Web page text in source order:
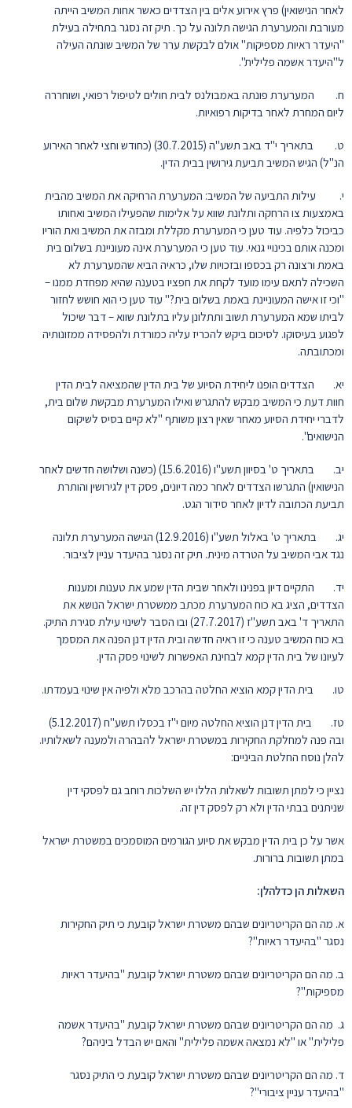
לאחר הנישואין) פרץ אירוע אלים בין הצדדים כאשר אחות המשיב הייתה
מעורבת והמערערת הגישה תלונה על כך. תיק זה נסגר בתחילה בעילת
"היעדר ראיות מספיקות" אולם לבקשת ערר של המשיב שונתה העילה
ל"היעדר אשמה פלילית".
ח. המערערת פונתה באמבולנס לבית חולים לטיפול רפואי, ושוחררה
ליום המחרת לאחר בדיקות רפואיות.
ט. בתאריך י"ד באב תשע"ה (30.7.2015) (כחודש וחצי לאחר האירוע
הנ"ל) הגיש המשיב תביעת גירושין בבית הדין.
י. עילות התביעה של המשיב: המערערת הרחיקה את המשיב מהבית
באמצעות צו הרחקה ותלונת שווא על אלימות שהפעילו המשיב ואחותו
כביכול כלפיה. עוד טען כי המערערת מקללת ומבזה את המשיב ואת הוריו
ומכנה אותם בכינויי גנאי. עוד טען כי המערערת אינה מעוניינת בשלום בית
באמת ורצונה רק בכספו ובזכויות שלו, כראיה הביא שהמערערת לא
השכילה לתאם עימו מועד לקחת את חפציו בטענה שהיא מפחדת ממנו –
"וכי זו אישה המעוניינת באמת בשלום בית?" עוד טען כי הוא חושש לחזור
לביתו שמא המערערת תשוב ותתלונן עליו בתלונת שווא – דבר שיכול
לפגוע בעיסוקו. לסיכום ביקש להכריז עליה כמורדת ולהפסידה ממזונותיה
ומכתובתה.
יא. הצדדים הופנו ליחידת הסיוע של בית הדין שהמציאה לבית הדין
חוות דעת כי המשיב מבקש להתגרש ואילו המערערת מבקשת שלום בית,
לדברי יחידת הסיוע מאחר שאין רצון משותף "לא קיים בסיס לשיקום
הנישואים".
יב. בתאריך ט' בסיוון תשע"ו (15.6.2016) (כשנה ושלושה חדשים לאחר
הנישואין) התגרשו הצדדים לאחר כמה דיונים, פסק דין לגירושין והותרת
תביעת הכתובה לדיון לאחר סידור הגט.
יג. בתאריך ט' באלול תשע"ו (12.9.2016) הגישה המערערת תלונה
נגד אבי המשיב על הטרדה מינית. תיק זה נסגר בהיעדר עניין לציבור.
יד. התקיים דיון בפנינו ולאחר שבית הדין שמע את טענות ומענות
הצדדים, הציג בא כוח המערערת מכתב ממשטרת ישראל הנושא את
התאריך ד' באב תשע"ז (27.7.2017) ובו הסבר לשינוי עילת סגירת התיק.
בא כוח המשיב טענה כי זו ראיה חדשה ובית הדין דנן הפנה את המסמך
לעיונו של בית הדין קמא לבחינת האפשרות לשינוי פסק הדין.
טו. בית הדין קמא הוציא החלטה בהרכב מלא ולפיה אין שינוי בעמדתו.
טז. בית הדין דנן הוציא החלטה מיום י"ז בכסלו תשע"ח (5.12.2017)
ובה פנה למחלקת החקירות במשטרת ישראל להבהרה ולמענה לשאלותיו.
להלן נוסח החלטת הביניים:
נציין כי למתן תשובות לשאלות הללו יש השלכות רוחב גם לפסקי דין
שניתנים בבתי הדין ולא רק לפסק דין זה.
אשר על כן בית הדין מבקש את סיוע הגורמים המוסמכים במשטרת ישראל
במתן תשובות ברורות.
השאלות הן כדלהלן:
א. מה הם הקריטריונים שבהם משטרת ישראל קובעת כי תיק החקירות
נסגר "בהיעדר ראיות"?
ב. מה הם הקריטריונים שבהם משטרת ישראל קובעת "בהיעדר ראיות
מספיקות"?
ג. מה הם הקריטריונים שבהם משטרת ישראל קובעת "בהיעדר אשמה
פלילית" או "לא נמצאה אשמה פלילית" והאם יש הבדל ביניהם?
ד. מה הם הקריטריונים שבהם משטרת ישראל קובעת כי התיק נסגר
"בהיעדר עניין ציבורי"?